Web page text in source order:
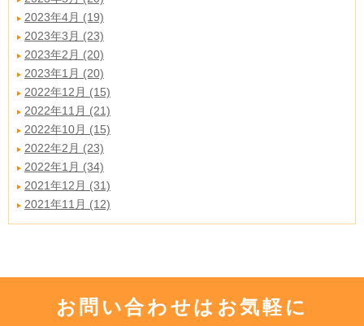
2023年4月 (19)
2023年3月 (23)
2023年2月 (20)
2023年1月 (20)
2022年12月 (15)
2022年11月 (21)
2022年10月 (15)
2022年2月 (23)
2022年1月 (34)
2021年12月 (31)
2021年11月 (12)
お問い合わせはお気軽に